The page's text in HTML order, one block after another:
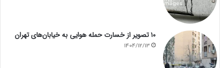
۱۰ تصویر از خسارت حمله هوایی به خیابان‌های تهران
1404/12/13